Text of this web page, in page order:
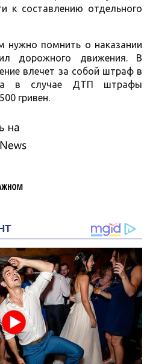
к составлению отдельного
нужно помнить о наказании
дорожного движения. В
влечет за собой штраф в
а в случае ДТП штрафы
гривен.